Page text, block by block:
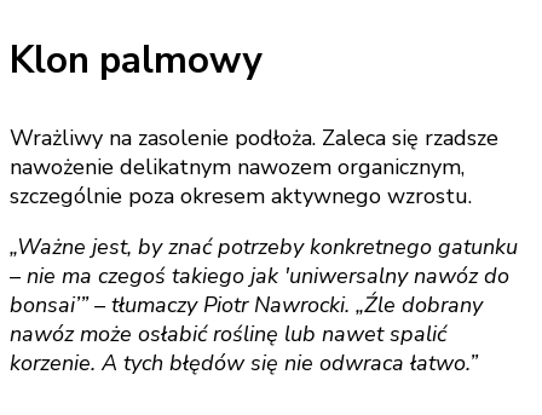
Klon palmowy
Wrażliwy na zasolenie podłoża. Zaleca się rzadsze
nawożenie delikatnym nawozem organicznym,
szczególnie poza okresem aktywnego wzrostu.
„Ważne jest, by znać potrzeby konkretnego gatunku
– nie ma czegoś takiego jak 'uniwersalny nawóz do
bonsai’” – tłumaczy Piotr Nawrocki. „Źle dobrany
nawóz może osłabić roślinę lub nawet spalić
korzenie. A tych błędów się nie odwraca łatwo.”